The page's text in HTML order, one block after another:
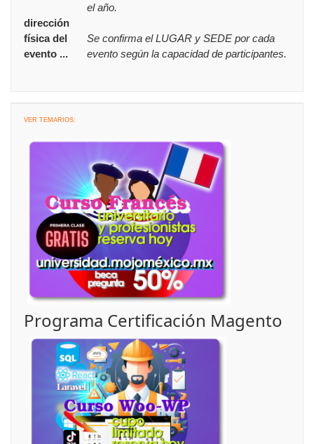
el año.
dirección
física del
evento ...
Se confirma el LUGAR y SEDE por cada
evento según la capacidad de participantes.
VER TEMARIOS:
Programa Certificación Magento